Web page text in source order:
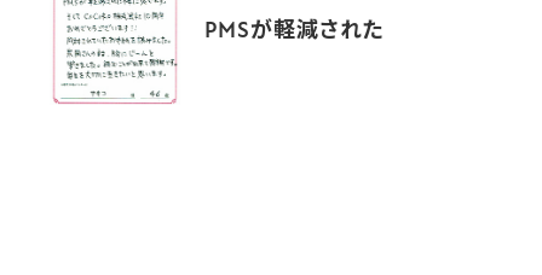
PMSが軽減された